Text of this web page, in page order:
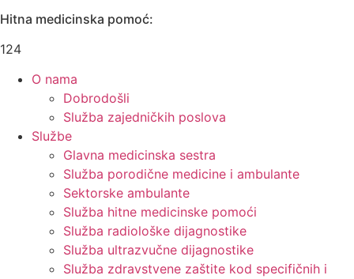
Hitna medicinska pomoć:
124
O nama
Dobrodošli
Služba zajedničkih poslova
Službe
Glavna medicinska sestra
Služba porodične medicine i ambulante
Sektorske ambulante
Služba hitne medicinske pomoći
Služba radiološke dijagnostike
Služba ultrazvučne dijagnostike
Služba zdravstvene zaštite kod specifičnih i